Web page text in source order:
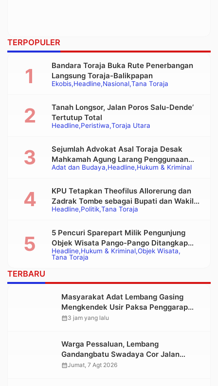
TERPOPULER
Ekobis Headline Nasional Tana Toraja
Bandara Toraja Buka Rute Penerbangan
Langsung Toraja-Balikpapan
Headline Peristiwa Toraja Utara
Tanah Longsor, Jalan Poros Salu-Dende’
Tertutup Total
Adat dan Budaya Headline Hukum & Kriminal
Sejumlah Advokat Asal Toraja Desak
Mahkamah Agung Larang Penggunaan
Alat Berat pada Eksekusi Rumah Adat
Headline Politik Tana Toraja
KPU Tetapkan Theofilus Allorerung dan
Zadrak Tombe sebagai Bupati dan Wakil
Bupati Tana Toraja Terpilih
Headline Hukum & Kriminal Objek Wisata
Tana Toraja
5 Pencuri Sparepart Milik Pengunjung
Objek Wisata Pango-Pango Ditangkap
Polisi
TERBARU
Masyarakat Adat Lembang Gasing
Mengkendek Usir Paksa Penggarap
yang Rusak Kawasan Hutan
calendar_month3 jam yang lalu
Warga Pessaluan, Lembang
Gandangbatu Swadaya Cor Jalan
Kabupaten
calendar_monthJumat, 7 Agt 2026